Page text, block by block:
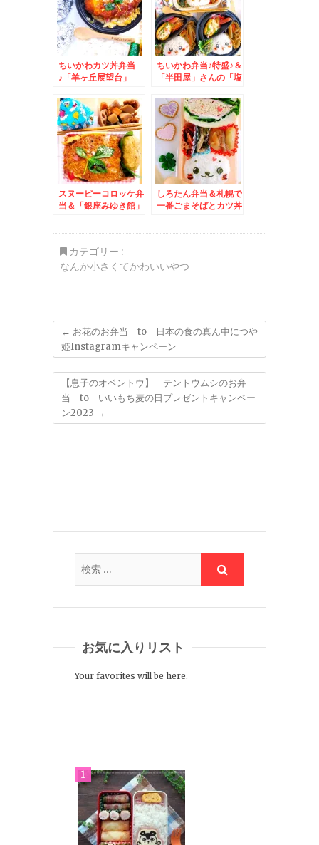
ちいかわカツ丼弁当
♪「羊ヶ丘展望台」
がら大志を抱き食べる
「ラム串」美味(*´艸
`*)
ちいかわ弁当♪特盛♪＆
「半田屋」さんの「塩
てボリューミーな件
スヌーピーコロッケ弁
当＆「銀座みゆき館」
しろたん弁当＆札幌で
一番ごまそばとカツ丼
カテゴリー :
なんか小さくてかわいいやつ
← お花のお弁当 to 日本の食の真ん中につや
姫Instagramキャンペーン
【息子のオベントウ】 テントウムシのお弁
当 to いいもち麦の日プレゼントキャンペー
ン2023 →
お気に入りリスト
Your favorites will be here.